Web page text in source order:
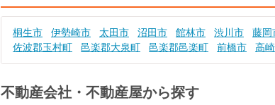
桐生市 伊勢崎市 太田市 沼田市 館林市 渋川市 藤岡
佐波郡玉村町
邑楽郡大泉町 邑楽郡邑楽町 前橋市 高
不動産会社・不動産屋から探す